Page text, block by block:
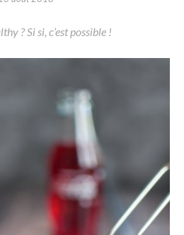
? Si si, c’est possible !